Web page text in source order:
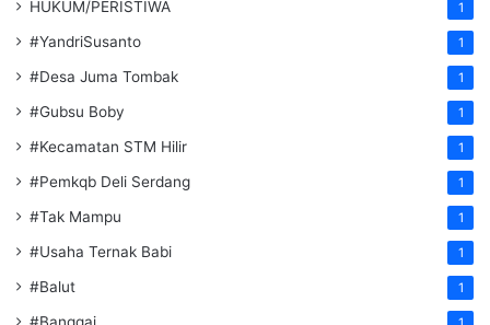
HUKUM/PERISTIWA 1
#YandriSusanto 1
#Desa Juma Tombak 1
#Gubsu Boby 1
#Kecamatan STM Hilir 1
#Pemkqb Deli Serdang 1
#Tak Mampu 1
#Usaha Ternak Babi 1
#Balut 1
#Banggai